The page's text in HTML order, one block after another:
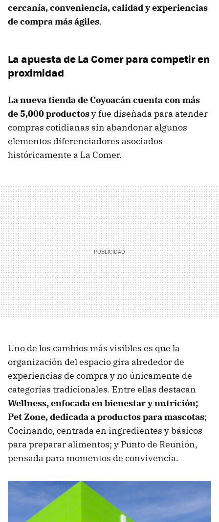
cercanía, conveniencia, calidad y experiencias
de compra más ágiles.
La apuesta de La Comer para competir en
proximidad
La nueva tienda de Coyoacán cuenta con más
de 5,000 productosy fue diseñada para atender
compras cotidianas sin abandonar algunos
elementos diferenciadores asociados
históricamente a La Comer.
Uno de los cambios más visibles es que la
organización del espacio gira alrededor de
experiencias de compra y no únicamente de
categorías tradicionales. Entre ellas destacan
Wellness, enfocada en bienestar y nutrición;
Pet Zone, dedicada a productos para mascotas;
Cocinando, centrada en ingredientes y básicos
para preparar alimentos; y Punto de Reunión,
pensada para momentos de convivencia.